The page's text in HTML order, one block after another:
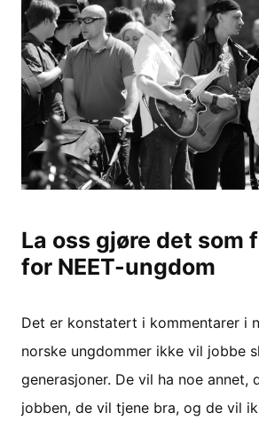
La oss gjøre det som
for NEET-ungdom
Det er konstatert i kommentarer i
norske ungdommer ikke vil jobbe
generasjoner. De vil ha noe annet,
jobben, de vil tjene bra, og de vil